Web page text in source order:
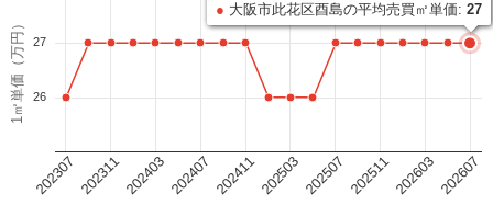
1㎡単価（万円）
202307202311202403202407202411202503202507202511202603202607
26
27
● 大阪市此花区酉島の平均売買㎡単価: 27